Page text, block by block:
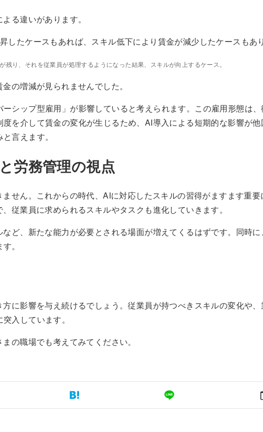
る違いがあります。
したケースもあれば、スキル低下により賃金が減少したケースもあ
り、それを従業員が処理するようになった結果、スキルが向上するケース。
の増減が見られませんでした。
シップ型雇用」が影響していると考えられます。この雇用形態は
を介して賃金の変化が生じるため、AI導入による短期的な影響が
言えます。
労務管理の視点
せん。これからの時代、AIに対応したスキルの習得がますます重要
従業員に求められるスキルやタスクも進化していきます。
ど、新たな能力が必要とされる場面が増えてくるはずです。同時
。
に影響を与え続けるでしょう。従業員が持つべきスキルの変化や
入しています。
の職場でも考えてみてください。